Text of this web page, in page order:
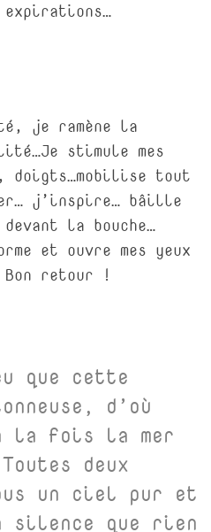
je ramène la
stimule mes
tout
j’inspire… bâille
la bouche…
et ouvre mes yeux
Bon retour !
que cette
d’où
la fois la mer
deux
un ciel pur et
silence que rien